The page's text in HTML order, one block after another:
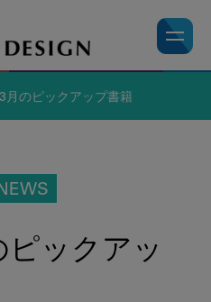
月のピックアップ書籍
ックアッ